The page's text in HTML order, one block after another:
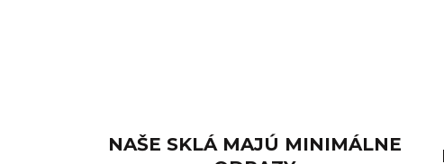
NAŠE SKLÁ MAJÚ MINIMÁLNE